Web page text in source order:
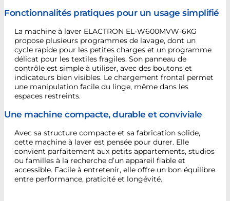
Fonctionnalités pratiques pour un usage simplifié
La machine à laver ELACTRON EL-W600MVW-6KG
propose plusieurs programmes de lavage, dont un
cycle rapide pour les petites charges et un programme
délicat pour les textiles fragiles. Son panneau de
contrôle est simple à utiliser, avec des boutons et
indicateurs bien visibles. Le chargement frontal permet
une manipulation facile du linge, même dans les
espaces restreints.
Une machine compacte, durable et conviviale
Avec sa structure compacte et sa fabrication solide,
cette machine à laver est pensée pour durer. Elle
convient parfaitement aux petits appartements, studios
ou familles à la recherche d’un appareil fiable et
accessible. Facile à entretenir, elle offre un bon équilibre
entre performance, praticité et longévité.